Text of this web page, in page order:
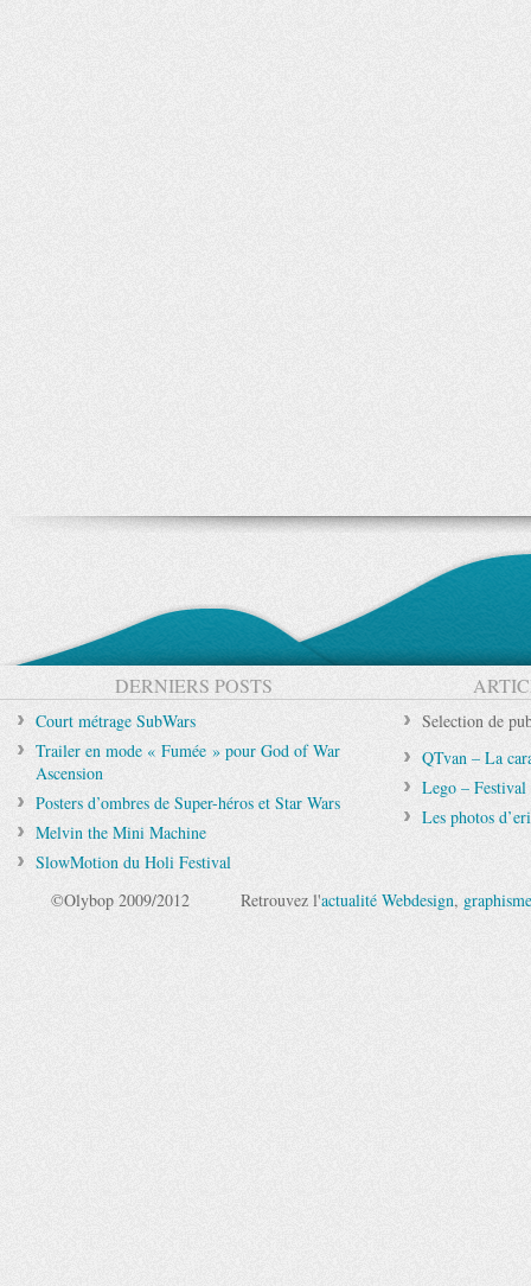
DERNIERS POSTS
Court métrage SubWars
Trailer en mode « Fumée » pour God of War
Ascension
Posters d’ombres de Super-héros et Star Wars
Melvin the Mini Machine
SlowMotion du Holi Festival
Selection de
QTvan – La
Lego –
Les photos
©Olybop 2009/2012 Retrouvez l'actualité Webdesign, graphisme